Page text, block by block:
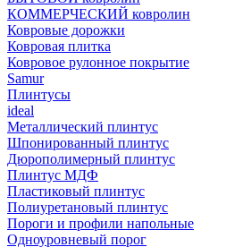
КОММЕРЧЕСКИЙ ковролин
Ковровые дорожки
Ковровая плитка
Ковровое рулонное покрытие
Samur
Плинтусы
ideal
Металлический плинтус
Шпонированный плинтус
Дюрополимерный плинтус
Плинтус МДФ
Пластиковый плинтус
Полиуретановый плинтус
Пороги и профили напольные
Одноуровневый порог